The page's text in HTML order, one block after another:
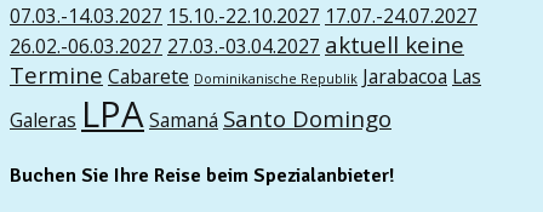
07.03.-14.03.2027 15.10.-22.10.2027 17.07.-24.07.2027
26.02.-06.03.2027 27.03.-03.04.2027 aktuell keine
Termine Cabarete Dominikanische Republik Jarabacoa Las
Galeras LPASamaná Santo Domingo
Buchen Sie Ihre Reise beim Spezialanbieter!